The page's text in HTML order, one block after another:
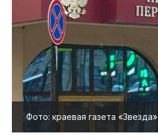
Фото: краевая газета «Звезда»